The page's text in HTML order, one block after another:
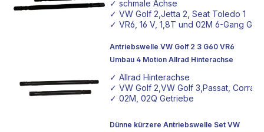
✓ schmale Achse
✓ VW Golf 2,Jetta 2, Seat Toledo 1
✓ VR6, 16 V, 1,8T und 02M 6-Gang
Antriebswelle VW Golf 2 3 G60 VR6
Umbau 4 Motion Allrad Hinterachse
✓ Allrad Hinterachse
✓ VW Golf 2,VW Golf 3,Passat,
✓ 02M, 02Q Getriebe
Dünne kürzere Antriebswelle Set VW